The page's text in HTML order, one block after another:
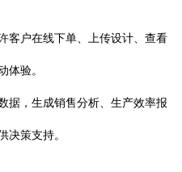
客户在线下单、上传设计、查看
体验。
据，生成销售分析、生产效率报
决策支持。